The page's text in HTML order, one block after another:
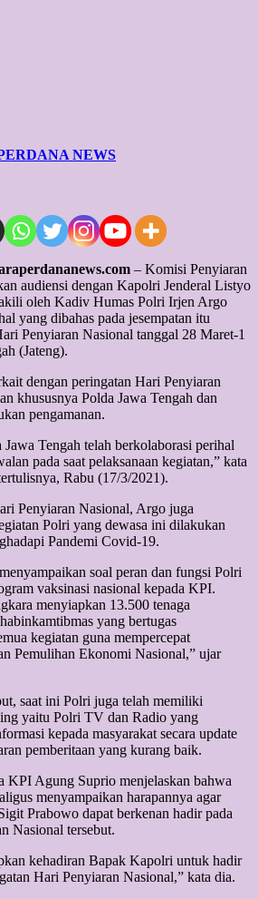
NEWS
– Komisi Penyiaran
audiensi dengan Kapolri Jenderal Listyo
oleh Kadiv Humas Polri Irjen Argo
yang dibahas pada jesempatan itu
Penyiaran Nasional tanggal 28 Maret-1
(Jateng).
dengan peringatan Hari Penyiaran
khususnya Polda Jawa Tengah dan
pengamanan.
Jawa Tengah telah berkolaborasi perihal
pada saat pelaksanaan kegiatan,” kata
Rabu (17/3/2021).
Penyiaran Nasional, Argo juga
Polri yang dewasa ini dilakukan
Pandemi Covid-19.
soal peran dan fungsi Polri
vaksinasi nasional kepada KPI.
menyiapkan 13.500 tenaga
yang bertugas
kegiatan guna mempercepat
Pemulihan Ekonomi Nasional,” ujar
saat ini Polri juga telah memiliki
yaitu Polri TV dan Radio yang
kepada masyarakat secara update
pemberitaan yang kurang baik.
KPI Agung Suprio menjelaskan bahwa
menyampaikan harapannya agar
Prabowo dapat berkenan hadir pada
Nasional tersebut.
kehadiran Bapak Kapolri untuk hadir
Hari Penyiaran Nasional,” kata dia.